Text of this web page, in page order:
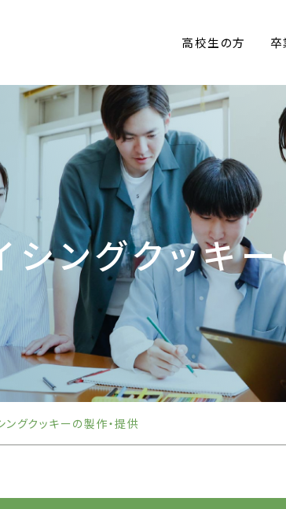
高校生の方
シングクッキ
ングクッキーの製作・提供